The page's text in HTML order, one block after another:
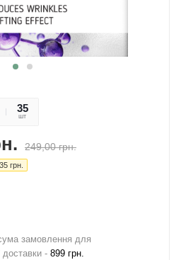
46
сек
35
шт
249,00грн.
грн.
замовлення для
доставки - 899 грн.